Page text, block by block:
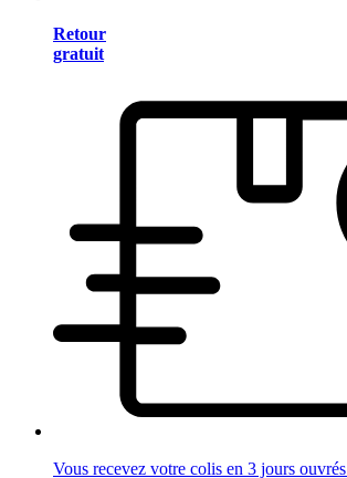
Retour
gratuit
Vous recevez votre colis en 3 jours